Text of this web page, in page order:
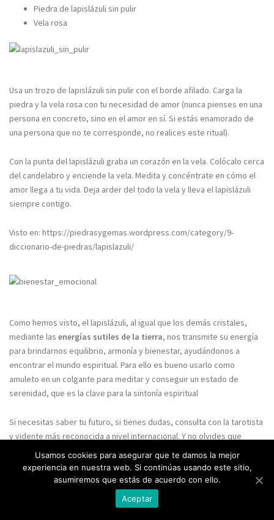
Piedra de lapislázuli sin pulir
Vela rosa
Usa un trozo de lapislázuli sin pulir con el borde afilado. Carga la
piedra y la vela rosa con tu necesidad de amor (nunca pienses en una
persona en concreto, sino en el amor en sí. Si estás enamorado de
una persona que no te corresponde, no realices este ritual).
Con la punta del lapislázuli graba un corazón en la vela. Colócalo cerca
del candelabro y enciende la vela. Medita y concéntrate en cómo el
amor llega a tu vida. Deja arder del todo la vela y lleva el lapislázuli
siempre contigo.
Visto en: https://piedrasygemas.wordpress.com/category/9-
diccionario-de-piedras/lapislazuli/
Como hemos visto, el lapislázuli, al igual que los demás cristales,
mediante las energías sutiles de la tierra, nos transmite su energía
para brindarnos equilibrio, armonía y bienestar, ayudándonos a
encontrar el mundo espiritual. Para ello es bueno usarlo como
amuleto en un colgante para meditar y conseguir un estado de
serenidad, que es la clave para la sintonía espiritual
Si necesitas saber tu futuro, si tienes dudas, consulta con la tarotista
y vidente más reconocida a nivel internacional. Y no olvides que
siempre vas a hablar conmigo, que no te atenderá ningún gabinete.
Doy a mis clientes trato exclusivo y alta videncia.
Usamos cookies para asegurar que te damos la mejor
experiencia en nuestra web. Si continúas usando este sitio,
asumiremos que estás de acuerdo con ello.
Aceptar